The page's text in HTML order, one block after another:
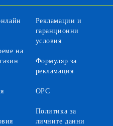
на
Рекламации и
гаранционни
условия
Формуляр за
рекламация
ОРС
Политика за
личните данни